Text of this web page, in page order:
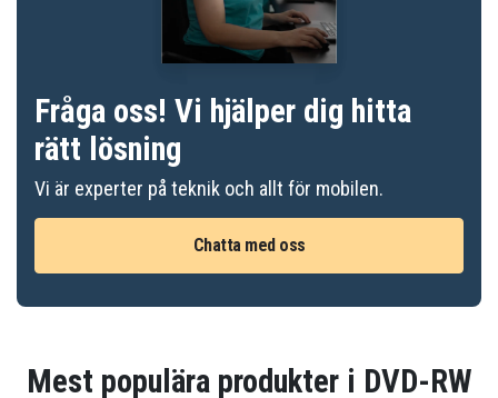
Fråga oss! Vi hjälper dig hitta
rätt lösning
Vi är experter på teknik och allt för mobilen.
Chatta med oss
Mest populära produkter i DVD-RW